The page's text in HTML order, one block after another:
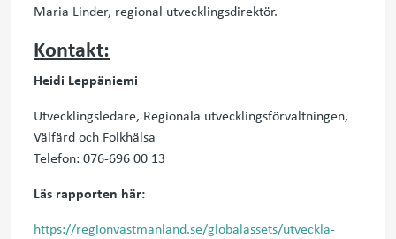
Maria Linder, regional utvecklingsdirektör.
Kontakt:
Heidi Leppäniemi
Utvecklingsledare, Regionala utvecklingsförvaltningen,
Välfärd och Folkhälsa
Telefon: 076-696 00 13
Läs rapporten här:
https://regionvastmanland.se/globalassets/utveckla-